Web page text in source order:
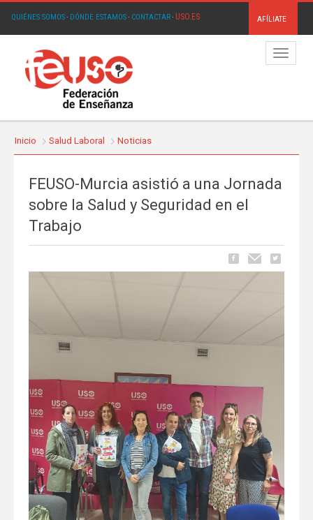
QUIÉNES SOMOS· DÓNDE ESTAMOS· CONTACTAR· USO.ES AFÍLIATE
Menú
Inicio Salud Laboral Noticias
FEUSO-Murcia asistió a una Jornada
sobre la Salud y Seguridad en el
Trabajo